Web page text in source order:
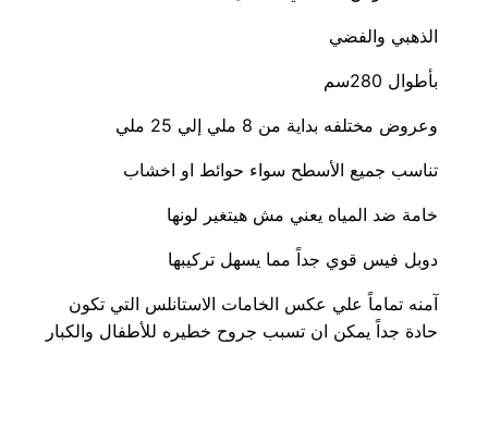
الذهبي والفضي
بأطوال 280سم
وعروض مختلفه بداية من 8 ملي إلي 25 ملي
تناسب جميع الأسطح سواء حوائط او اخشاب
خامة ضد المياه يعني مش هيتغير لونها
دوبل فيس قوي جداً مما يسهل تركيبها
آمنه تماماً علي عكس الخامات الاستانلس التي تكون
حادة جداً يمكن ان تسبب جروح خطيره للأطفال والكبار